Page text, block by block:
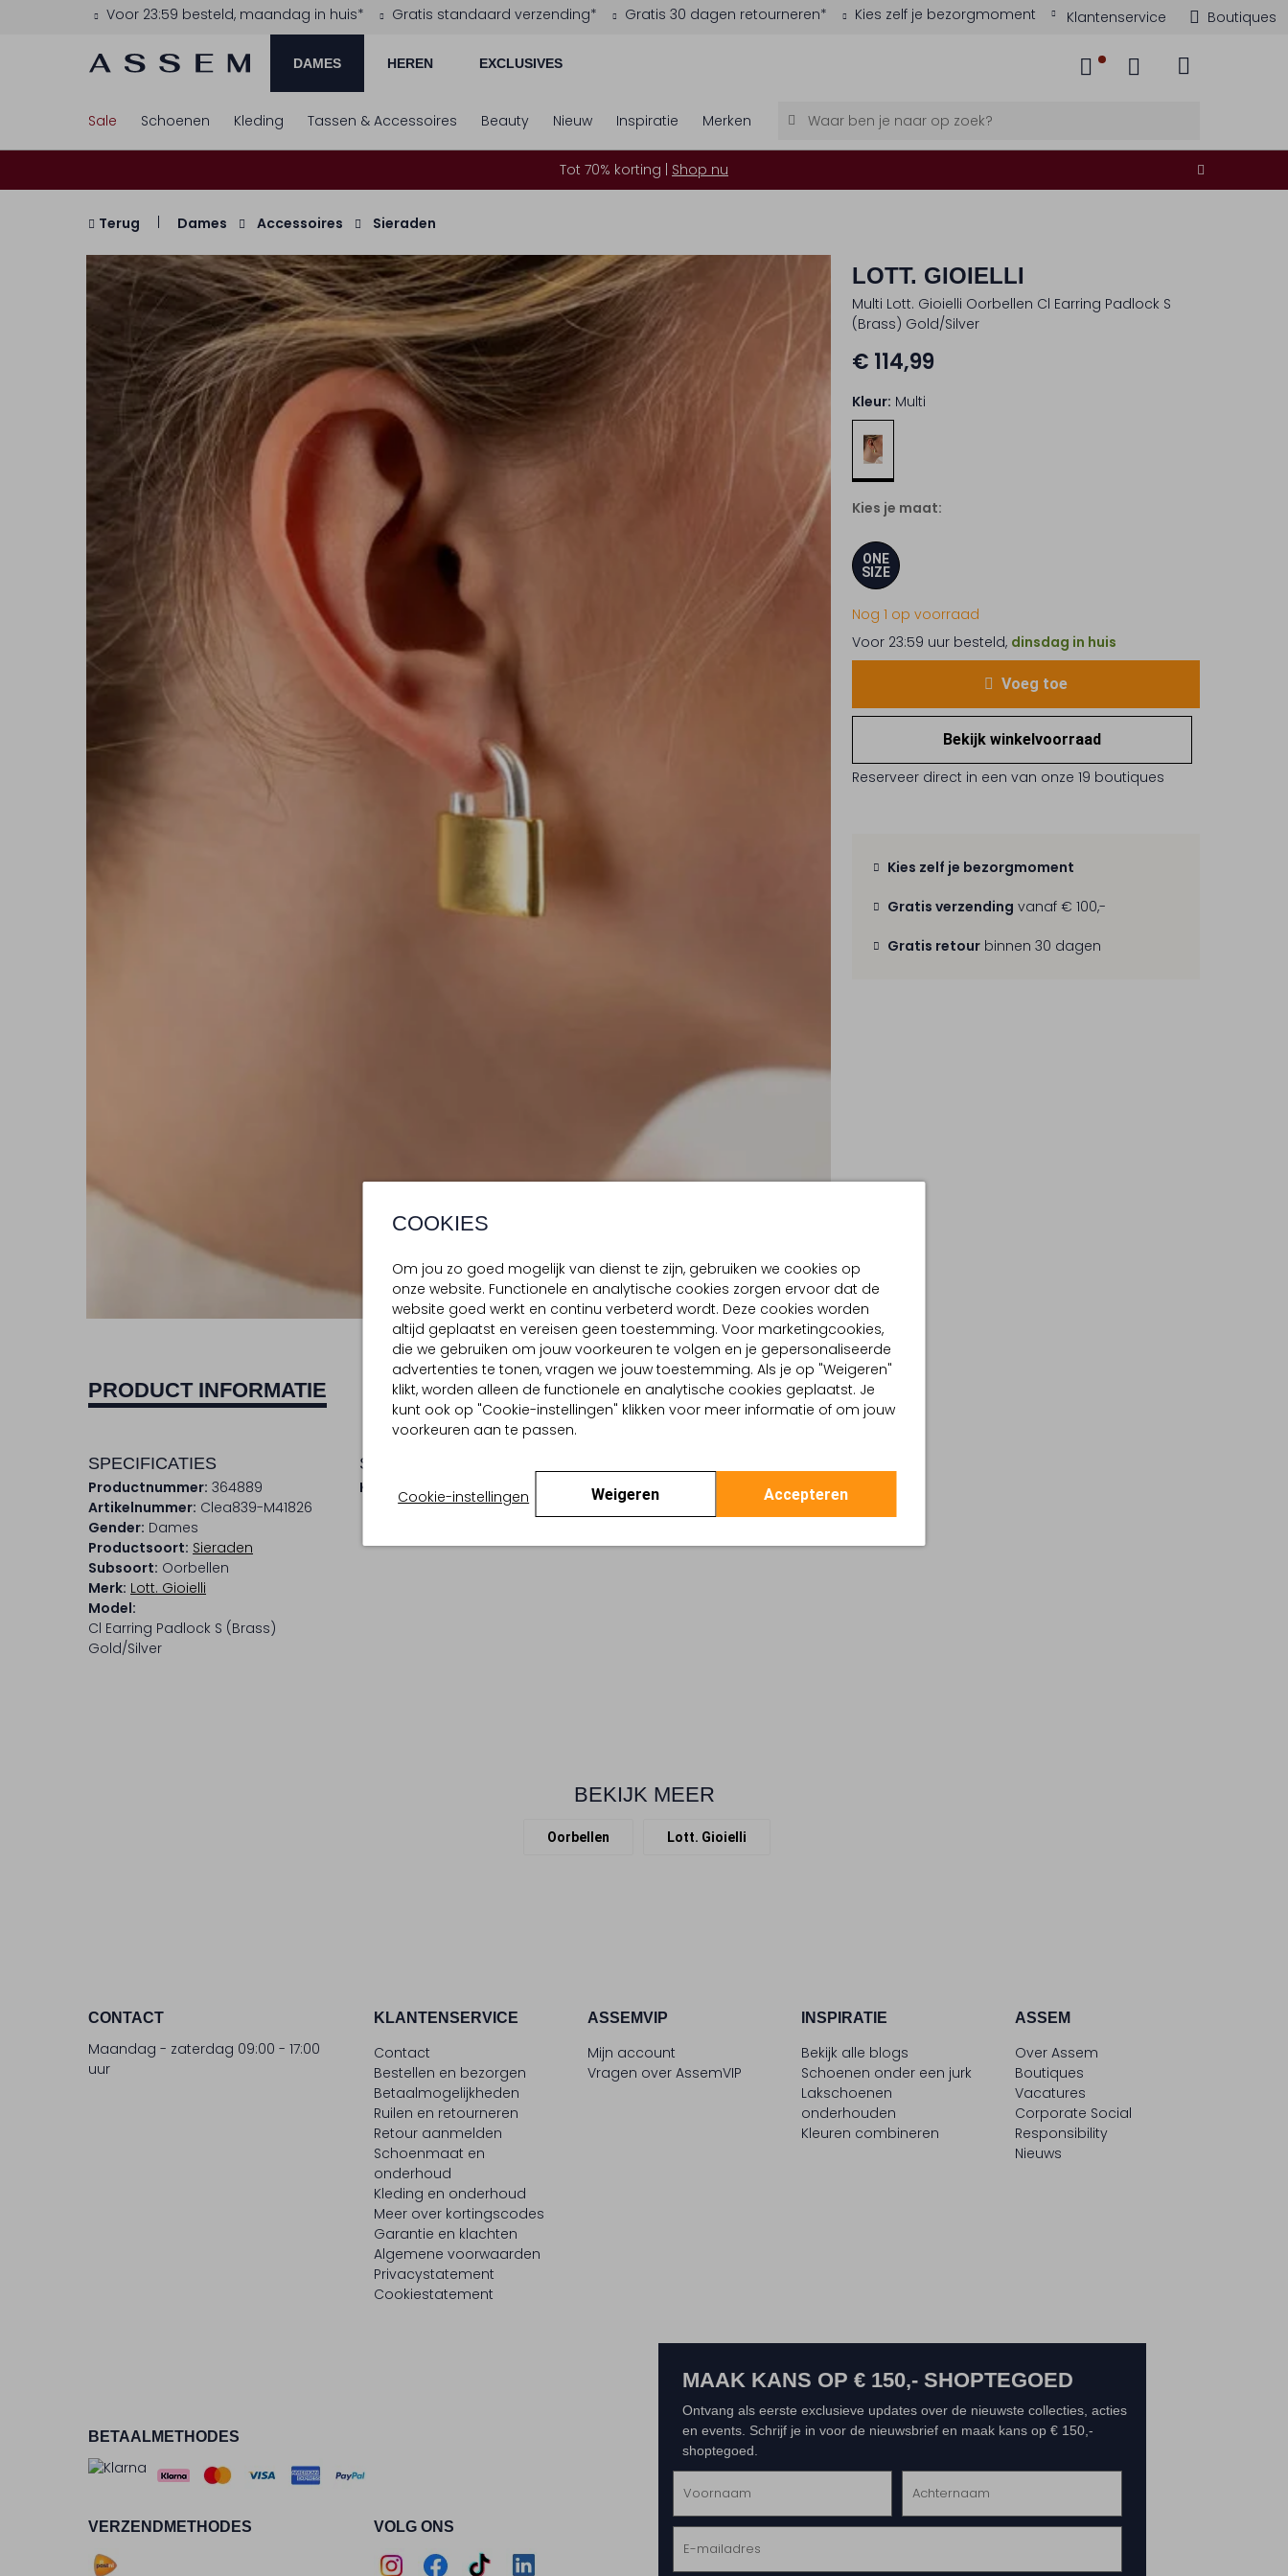
Voor 23:59 besteld, maandag in huis* Gratis standaard verzending* Gratis 30 dagen retourneren* Kies zelf je bezorgmoment Klantenservice Boutiques
DAMES HEREN EXCLUSIVES
COOKIES
Om jou zo goed mogelijk van dienst te zijn, gebruiken we cookies op
onze website. Functionele en analytische cookies zorgen ervoor dat de
website goed werkt en continu verbeterd wordt. Deze cookies worden
altijd geplaatst en vereisen geen toestemming. Voor marketingcookies,
die we gebruiken om jouw voorkeuren te volgen en je gepersonaliseerde
advertenties te tonen, vragen we jouw toestemming. Als je op "Weigeren"
klikt, worden alleen de functionele en analytische cookies geplaatst. Je
kunt ook op "Cookie-instellingen" klikken voor meer informatie of om jouw
voorkeuren aan te passen.
Cookie-instellingen Weigeren Accepteren
Sale Schoenen Kleding Tassen & Accessoires Beauty Nieuw Inspiratie Merken
Tot 70% korting | Shop nu
Terug Dames Accessoires Sieraden
LOTT. GIOIELLI
Multi Lott. Gioielli Oorbellen Cl Earring Padlock S
(brass) Gold/silver
€ 114,99
Kleur: Multi
Kies je maat:
ONE
SIZE
Nog 1 op voorraad
Voor 23:59 uur besteld, dinsdag in huis
Voeg toe
Bekijk winkelvoorraad
Reserveer direct in een van onze 19 boutiques
Kies zelf je bezorgmoment
Gratis verzending vanaf € 100,-
Gratis retour binnen 30 dagen
PRODUCT INFORMATIE BEZORGEN & RETOURNEREN
SPECIFICATIES
Productnummer: 364889
Artikelnummer: Clea839-M41826
Gender: Dames
Productsoort: Sieraden
Subsoort: Oorbellen
Merk: Lott. Gioielli
Model:
Cl Earring Padlock S (brass)
Gold/silver
SAMENSTELLING & PASVORM
Kleur:
Multi
BEKIJK MEER
Oorbellen Lott. Gioielli
CONTACT
Maandag - zaterdag 09:00 - 17:00
uur
KLANTENSERVICE
Contact
Bestellen en bezorgen
Betaalmogelijkheden
Ruilen en retourneren
Retour aanmelden
Schoenmaat en
onderhoud
Kleding en onderhoud
Meer over kortingscodes
Garantie en klachten
Algemene voorwaarden
Privacystatement
Cookiestatement
ASSEMVIP
Mijn account
Vragen over AssemVIP
INSPIRATIE
Bekijk alle blogs
Schoenen onder een jurk
Lakschoenen
onderhouden
Kleuren combineren
ASSEM
Over Assem
Boutiques
Vacatures
Corporate Social
Responsibility
Nieuws
BETAALMETHODES
VERZENDMETHODES VOLG ONS
MAAK KANS OP € 150,- SHOPTEGOED
Ontvang als eerste exclusieve updates over de nieuwste collecties, acties
en events. Schrijf je in voor de nieuwsbrief en maak kans op € 150,-
shoptegoed.